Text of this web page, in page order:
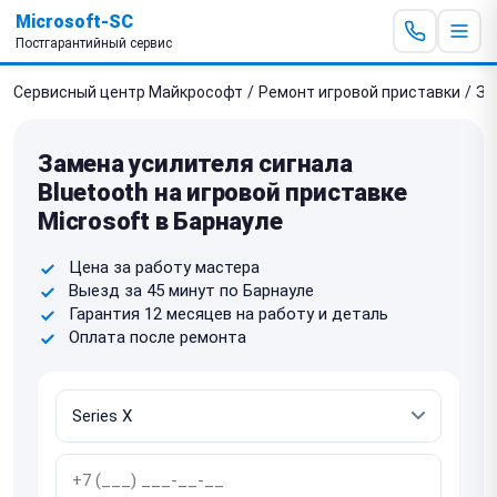
Microsoft-SC
Постгарантийный сервис
Сервисный центр Майкрософт / Ремонт игровой приставки /
Замена усилителя сигнала
Bluetooth на игровой приставке
Microsoft в Барнауле
Цена за работу мастера
Выезд за 45 минут по Барнауле
Гарантия 12 месяцев на работу и деталь
Оплата после ремонта